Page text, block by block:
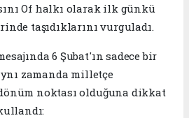
Of halkı olarak ilk günkü
taşıdıklarını vurguladı.
6 Şubat'ın sadece bir
zamanda milletçe
noktası olduğuna dikkat